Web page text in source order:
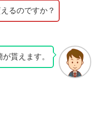
るのですか？
が貰えます。